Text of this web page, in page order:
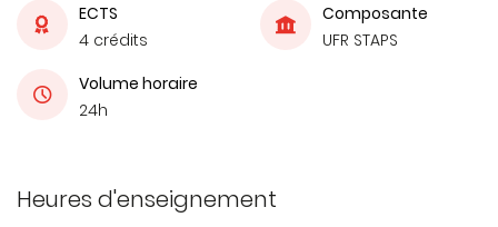
ECTS
4 crédits
Composante
UFR STAPS
Volume horaire
24h
Heures d'enseignement